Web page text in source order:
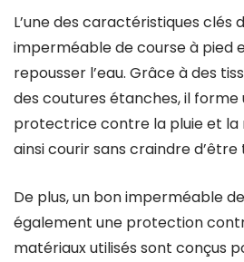
L’une des caractéristiques clés
imperméable de course à pied
repousser l’eau. Grâce à des
des coutures étanches, il
protectrice contre la pluie et la
ainsi courir sans craindre d’être
De plus, un bon imperméable
également une protection
matériaux utilisés sont conçus